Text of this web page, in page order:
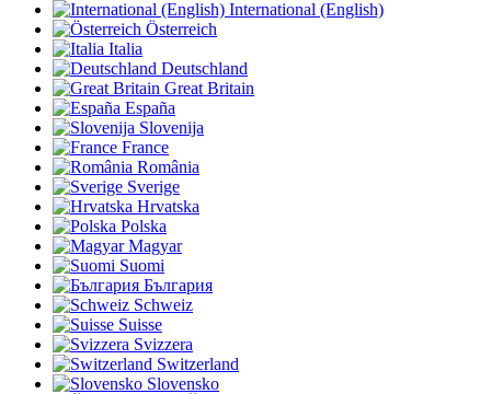
International (English)
Österreich
Italia
Deutschland
Great Britain
España
Slovenija
France
România
Sverige
Hrvatska
Polska
Magyar
Suomi
България
Schweiz
Suisse
Svizzera
Switzerland
Slovensko